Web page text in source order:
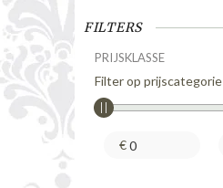
FILTERS
PRIJSKLASSE
Filter op prijscategorie
€